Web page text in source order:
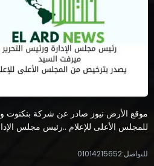
موقع الأرض نيوز صادر عن شركة بنكنوت ون
للمجلس الأعلى للإعلام ..رئيس مجلس
للتواصل:01014215652